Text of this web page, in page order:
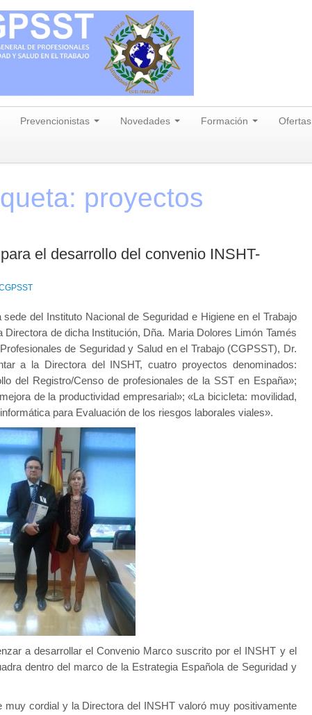
Prevencionistas Novedades Formación Ofertas
proyectos
el desarrollo del convenio INSHT-
del Instituto Nacional de Seguridad e Higiene en el Trabajo
de dicha Institución, Dña. Maria Dolores Limón Tamés
de Seguridad y Salud en el Trabajo (CGPSST), Dr.
a la Directora del INSHT, cuatro proyectos denominados:
del Registro/Censo de profesionales de la SST en España»;
de la productividad empresarial»; «La bicicleta: movilidad,
para Evaluación de los riesgos laborales viales».
a desarrollar el Convenio Marco suscrito por el INSHT y el
dentro del marco de la Estrategia Española de Seguridad y
muy cordial y la Directora del INSHT valoró muy positivamente